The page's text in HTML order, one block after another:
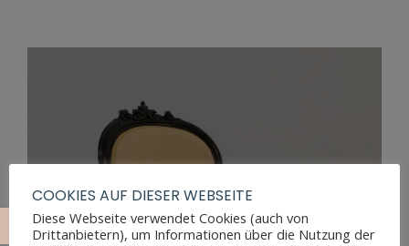
COOKIES AUF DIESER WEBSEITE
Diese Webseite verwendet Cookies (auch von
Drittanbietern), um Informationen über die Nutzung der